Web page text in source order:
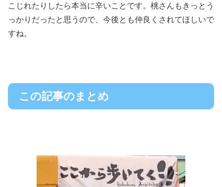
こじれたりしたら本当に辛いことです。桃さんもきっとう
っかりだったと思うので、今後とも仲良くされてほしいで
すね。
この記事のまとめ